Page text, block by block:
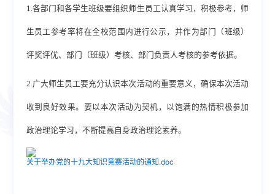
1.各部门和各学生班级要组织师生员工认真学习，积极参考，师
生员工参考率将在全校范围内进行公示，并作为部门（班级）
评奖评优、部门（班级）考核、部门负责人考核的参考依据。
2.广大师生员工要充分认识本次活动的重要意义，确保本次活动
收到良好效果。要以本次活动为契机，以饱满的热情积极参加
政治理论学习，不断提高自身政治理论素养。
关于举办党的十九大知识竞赛活动的通知.doc